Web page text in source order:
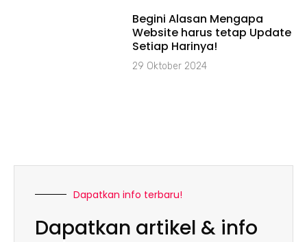
Begini Alasan Mengapa
Website harus tetap Update
Setiap Harinya!
29 Oktober 2024
Dapatkan info terbaru!
Dapatkan artikel & info